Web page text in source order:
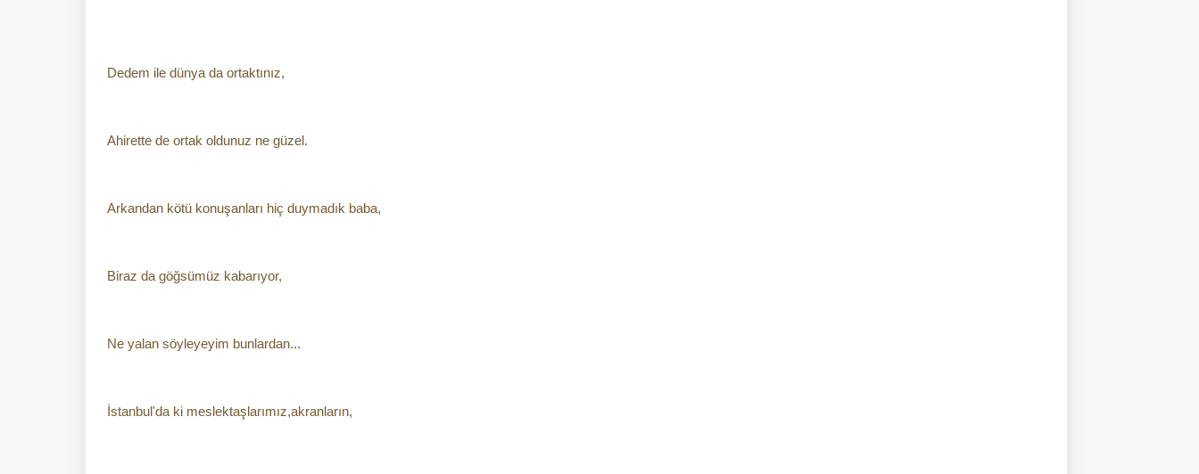
Dedem ile dünya da ortaktınız,
Ahirette de ortak oldunuz ne güzel.
Arkandan kötü konuşanları hiç duymadık baba,
Biraz da göğsümüz kabarıyor,
Ne yalan söyleyeyim bunlardan...
İstanbul'da ki meslektaşlarımız,akranların,